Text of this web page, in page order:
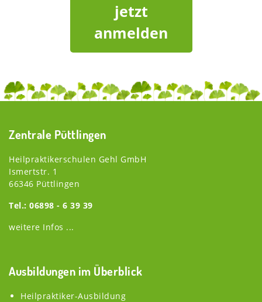
jetzt
anmelden
Zentrale Püttlingen
Heilpraktikerschulen Gehl GmbH
Ismertstr. 1
66346 Püttlingen
Tel.: 06898 - 6 39 39
weitere Infos ...
Ausbildungen im Überblick
Heilpraktiker-Ausbildung